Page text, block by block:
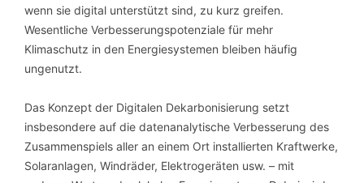
wenn sie digital unterstützt sind, zu kurz greifen.
Wesentliche Verbesserungspotenziale für mehr
Klimaschutz in den Energiesystemen bleiben häufig
ungenutzt.
Das Konzept der Digitalen Dekarbonisierung setzt
insbesondere auf die datenanalytische Verbesserung des
Zusammenspiels aller an einem Ort installierten Kraftwerke,
Solaranlagen, Windräder, Elektrogeräten usw. – mit